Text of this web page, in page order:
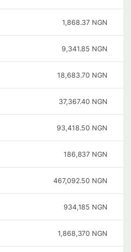
1,868.37 NGN
9,341.85 NGN
18,683.70 NGN
37,367.40 NGN
93,418.50 NGN
186,837 NGN
467,092.50 NGN
934,185 NGN
1,868,370 NGN